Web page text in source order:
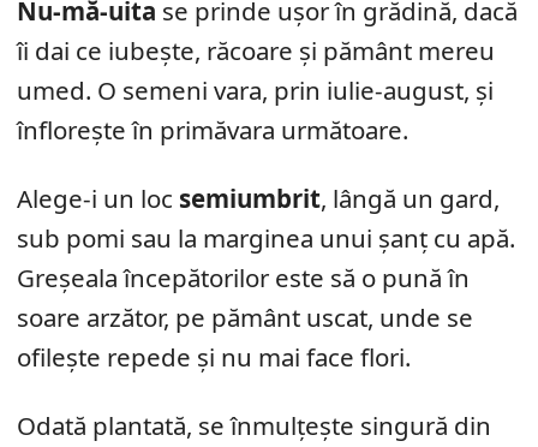
Nu-mă-uita se prinde ușor în grădină, dacă
îi dai ce iubește, răcoare și pământ mereu
umed. O semeni vara, prin iulie-august, și
înflorește în primăvara următoare.
Alege-i un loc semiumbrit, lângă un gard,
sub pomi sau la marginea unui șanț cu apă.
Greșeala începătorilor este să o pună în
soare arzător, pe pământ uscat, unde se
ofilește repede și nu mai face flori.
Odată plantată, se înmulțește singură din